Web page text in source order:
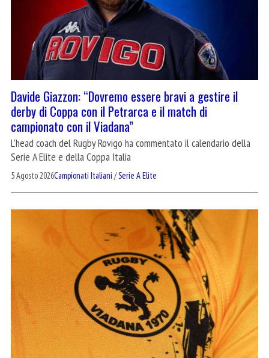
Davide Giazzon: “Dovremo essere bravi a gestire il
derby di Coppa con il Petrarca e il match di
campionato con il Viadana”
L'head coach del Rugby Rovigo ha commentato il calendario della
Serie A Elite e della Coppa Italia
5 Agosto 2026Campionati Italiani /Serie A Elite